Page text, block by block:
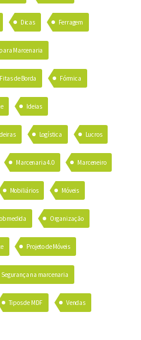
Dicas Ferragem
Marcenaria
Fitas de Borda Fórmica
Ideias
Logística Lucros
Marcenaria 4.0 Marceneiro
Mobiliários Móveis
medida Organização
Projeto de Móveis
Segurança na marcenaria
Tipos de MDF Vendas